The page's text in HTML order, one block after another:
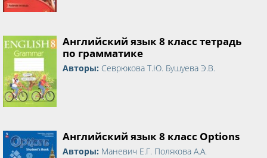
Английский язык 8 класс тетрадь
по грамматике
Авторы: Севрюкова Т.Ю. Бушуева Э.В.
Английский язык 8 класс Options
Авторы: Маневич Е.Г. Полякова А.А.